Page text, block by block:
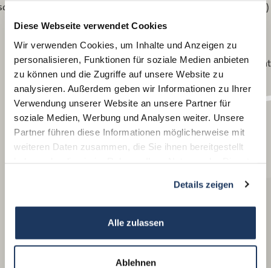
Diese Webseite verwendet Cookies
Wir verwenden Cookies, um Inhalte und Anzeigen zu
personalisieren, Funktionen für soziale Medien anbieten
zu können und die Zugriffe auf unsere Website zu
analysieren. Außerdem geben wir Informationen zu Ihrer
Verwendung unserer Website an unsere Partner für
soziale Medien, Werbung und Analysen weiter. Unsere
Partner führen diese Informationen möglicherweise mit
weiteren Daten zusammen, die Sie ihnen bereitgestellt
Details zeigen
Alle zulassen
Ablehnen
Zschachwitz
Mockethal-
Königstein
Dresden-Reick
Dresden (Universelle)
Dresden (Reichsbahnausbesserungswerk)
(Reichsbahn)
Dresden (Bernsdorf)